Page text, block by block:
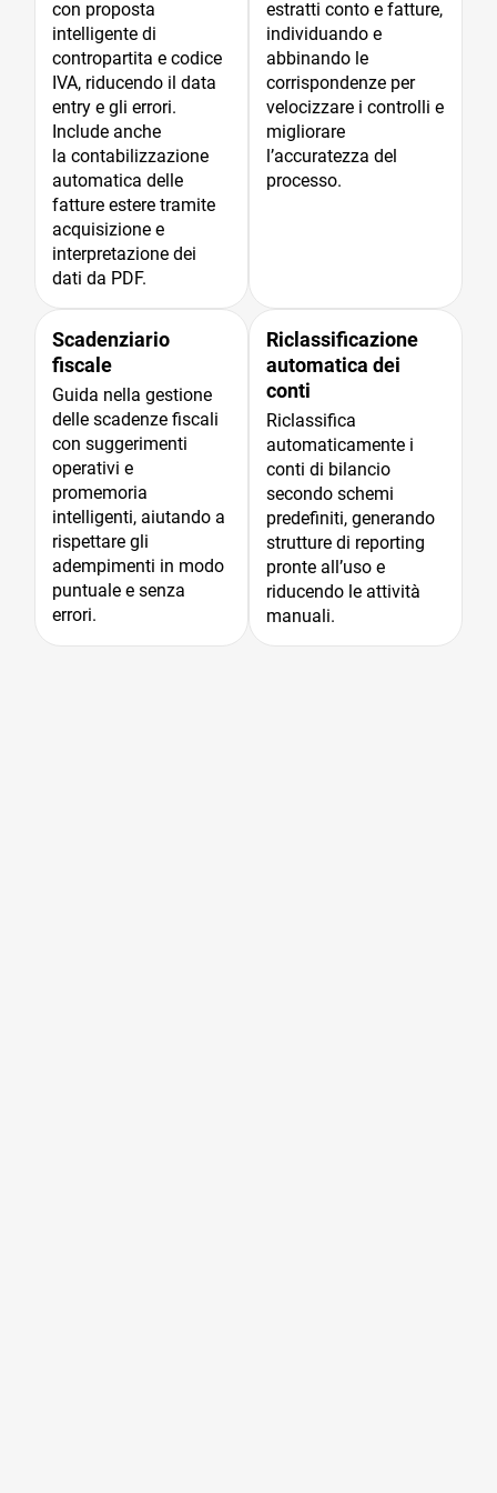
con proposta
intelligente di
contropartita e codice
IVA, riducendo il data
entry e gli errori.
Include anche
la contabilizzazione
automatica delle
fatture estere tramite
acquisizione e
interpretazione dei
dati da PDF.
estratti conto e fatture,
individuando e
abbinando le
corrispondenze per
velocizzare i controlli e
migliorare
l’accuratezza del
processo.
Scadenziario
fiscale
Guida nella gestione
delle scadenze fiscali
con suggerimenti
operativi e
promemoria
intelligenti, aiutando a
rispettare gli
adempimenti in modo
puntuale e senza
errori.
Riclassificazione
automatica dei
conti
Riclassifica
automaticamente i
conti di bilancio
secondo schemi
predefiniti, generando
strutture di reporting
pronte all’uso e
riducendo le attività
manuali.
tramite domande in
linguaggio naturale,
fornendo risposte
immediate basate
sulla knowledge base
e riducendo la
necessità di
assistenza.
interrogare i dati di
fatturazione
elettronica in
linguaggio naturale,
generando analisi,
grafici e suggerimenti
operativi per
supportare decisioni
Commento AI
automaticamente i
principali report
trasformando i dati in
analisi testuali
arricchite da
suggerimenti operativi
per facilitare la
comprensione e le
elettronica in insight
immediati per
decisioni rapide e
consapevoli.